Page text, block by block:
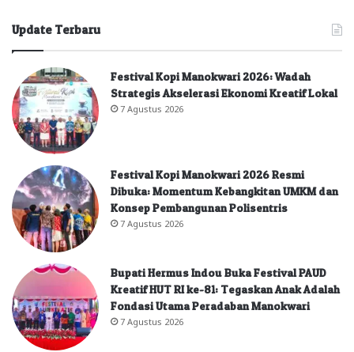
Update Terbaru
Festival Kopi Manokwari 2026: Wadah
Strategis Akselerasi Ekonomi Kreatif Lokal
7 Agustus 2026
Festival Kopi Manokwari 2026 Resmi
Dibuka: Momentum Kebangkitan UMKM dan
Konsep Pembangunan Polisentris
7 Agustus 2026
Bupati Hermus Indou Buka Festival PAUD
Kreatif HUT RI ke-81: Tegaskan Anak Adalah
Fondasi Utama Peradaban Manokwari
7 Agustus 2026